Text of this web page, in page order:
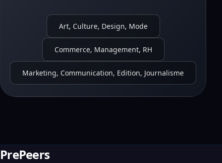
Art, Culture, Design, Mode
Commerce, Management, RH
Marketing, Communication, Edition, Journalisme
PrePeers